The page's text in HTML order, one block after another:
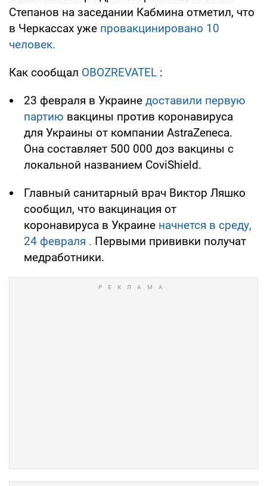
Степанов на заседании Кабмина отметил, что
в Черкассах уже провакцинировано 10
человек.
Как сообщал OBOZREVATEL :
23 февраля в Украине доставили первую
партию вакцины против коронавируса
для Украины от компании AstraZeneca.
Она составляет 500 000 доз вакцины с
локальной названием CoviShield.
Главный санитарный врач Виктор Ляшко
сообщил, что вакцинация от
коронавируса в Украине начнется в среду,
24 февраля . Первыми прививки получат
медработники.